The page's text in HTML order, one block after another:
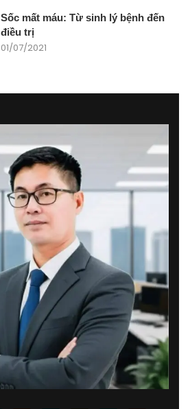
Sốc mất máu: Từ sinh lý bệnh đến
điều trị
01/07/2021